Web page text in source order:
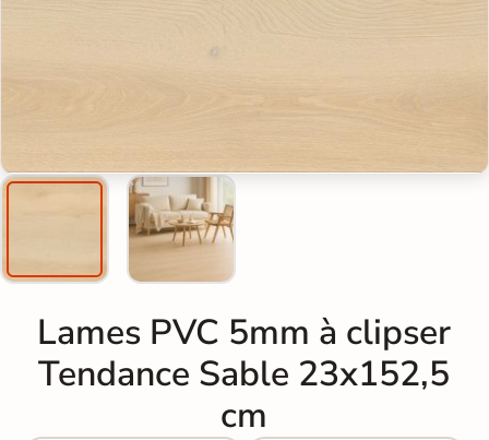
Lames PVC 5mm à clipser
Tendance Sable 23x152,5
cm